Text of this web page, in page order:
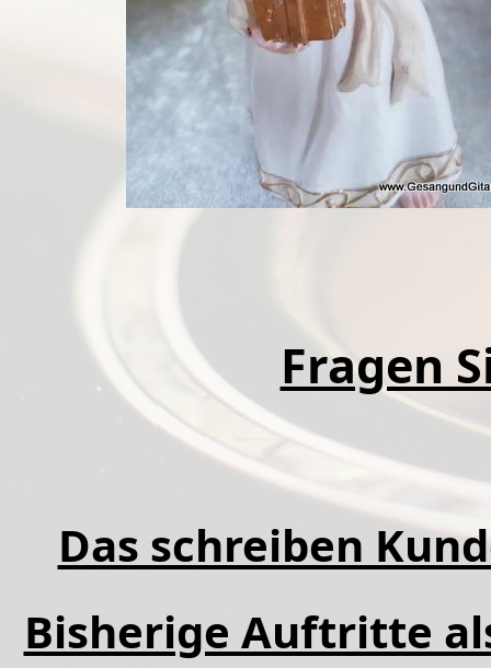
Fragen
Das schreiben
Bisherige Auftritte